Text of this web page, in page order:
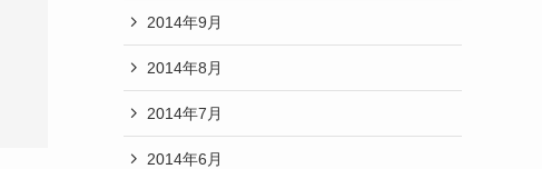
2014年9月
2014年8月
2014年7月
2014年6月